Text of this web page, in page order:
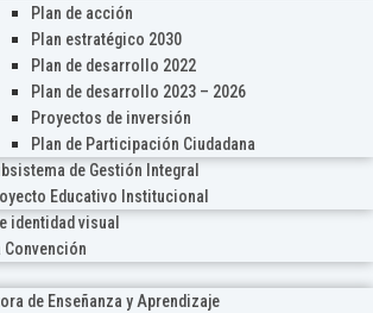
Plan de acción
Plan estratégico 2030
Plan de desarrollo 2022
Plan de desarrollo 2023 – 2026
Proyectos de inversión
Plan de Participación Ciudadana
de Gestión Integral
Educativo Institucional
identidad visual
Convención
de Enseñanza y Aprendizaje